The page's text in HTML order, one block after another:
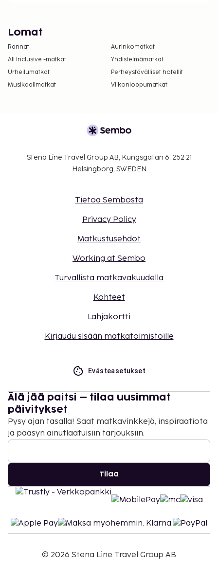
Lomat
Rannat
Aurinkomatkat
All Inclusive -matkat
Yhdistelmämatkat
Urheilumatkat
Perheystävälliset hotellit
Musikaalimatkat
Viikonloppumatkat
Stena Line Travel Group AB, Kungsgatan 6, 252 21
Helsingborg, SWEDEN
Tietoa Sembosta
Privacy Policy
Matkustusehdot
Working at Sembo
Turvallista matkavakuudella
Kohteet
Lahjakortti
Kirjaudu sisään matkatoimistoille
Evästeasetukset
Älä jää paitsi – tilaa uusimmat
päivitykset
Pysy ajan tasalla! Saat matkavinkkejä, inspiraatiota
ja pääsyn ainutlaatuisiin tarjouksiin.
Tilaa
© 2026 Stena Line Travel Group AB